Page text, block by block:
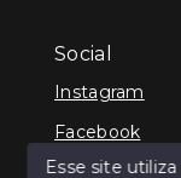
Social
Instagram
Facebook
Esse site utiliza